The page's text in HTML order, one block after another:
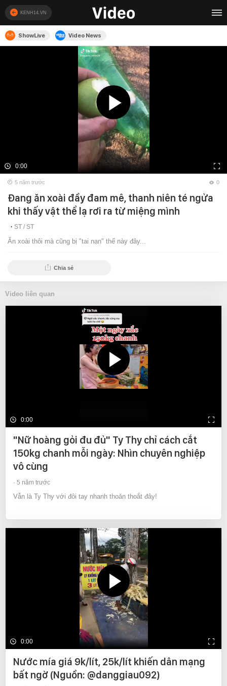
KENH14.VN
ShowLive Video News
0:00
5 năm trước 0
Đang ăn xoài đầy đam mê, thanh niên té ngửa
khi thấy vật thể lạ rơi ra từ miệng mình
ST / ST
Ăn xoài thôi mà cũng bị "tai nạn" thế này đây...
Chia sẻ
Video liên quan
0:00
"Nữ hoàng gỏi đu đủ" Ty Thy chỉ cách cắt
150kg chanh mỗi ngày: Nhìn chuyên nghiệp
vô cùng
5 năm trước
Vẫn là Ty Thy với đôi tay nhanh thoăn thoắt đây!
0:00
Nước mía giá 9k/lít, 25k/lít khiến dân mạng
bất ngờ (Nguồn: @danggiau092)